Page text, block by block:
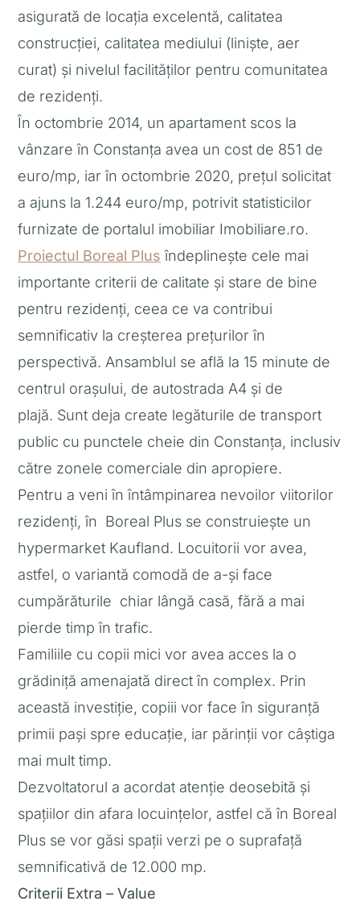
asigurată de locația excelentă, calitatea
construcției, calitatea mediului (liniște, aer
curat) și nivelul facilităților pentru comunitatea
de rezidenți.
În octombrie 2014, un apartament scos la
vânzare în Constanța avea un cost de 851 de
euro/mp, iar în octombrie 2020, prețul solicitat
a ajuns la 1.244 euro/mp, potrivit statisticilor
furnizate de portalul imobiliar Imobiliare.ro.
Proiectul Boreal Plus îndeplinește cele mai
importante criterii de calitate și stare de bine
pentru rezidenți, ceea ce va contribui
semnificativ la creșterea prețurilor în
perspectivă. Ansamblul se află la 15 minute de
centrul orașului, de autostrada A4 și de
plajă. Sunt deja create legăturile de transport
public cu punctele cheie din Constanța, inclusiv
către zonele comerciale din apropiere.
Pentru a veni în întâmpinarea nevoilor viitorilor
rezidenți, în Boreal Plus se construiește un
hypermarket Kaufland. Locuitorii vor avea,
astfel, o variantă comodă de a-și face
cumpărăturile chiar lângă casă, fără a mai
pierde timp în trafic.
Familiile cu copii mici vor avea acces la o
grădiniță amenajată direct în complex. Prin
această investiție, copiii vor face în siguranță
primii pași spre educație, iar părinții vor câștiga
mai mult timp.
Dezvoltatorul a acordat atenție deosebită și
spațiilor din afara locuințelor, astfel că în Boreal
Plus se vor găsi spații verzi pe o suprafață
semnificativă de 12.000 mp.
Criterii Extra – Value